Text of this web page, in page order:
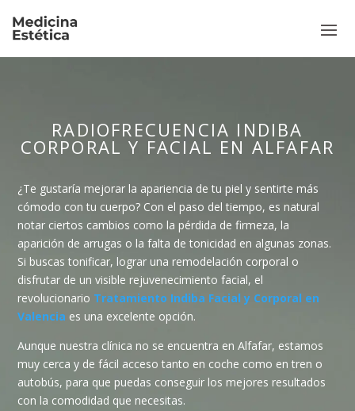
RADIOFRECUENCIA INDIBA
CORPORAL Y FACIAL EN ALFAFAR
¿Te gustaría mejorar la apariencia de tu piel y sentirte más
cómodo con tu cuerpo? Con el paso del tiempo, es natural
notar ciertos cambios como la pérdida de firmeza, la
aparición de arrugas o la falta de tonicidad en algunas zonas.
Si buscas tonificar, lograr una remodelación corporal o
disfrutar de un visible rejuvenecimiento facial, el
revolucionario Tratamiento Indiba Facial y Corporal en
Valencia es una excelente opción.
Aunque nuestra clínica no se encuentra en Alfafar, estamos
muy cerca y de fácil acceso tanto en coche como en tren o
autobús, para que puedas conseguir los mejores resultados
con la comodidad que necesitas.